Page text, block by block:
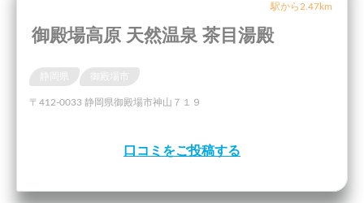
駅から2.47km
御殿場高原 天然温泉 茶目湯殿
〒412-0033 静岡県御殿場市神山７１９
口コミをご投稿する